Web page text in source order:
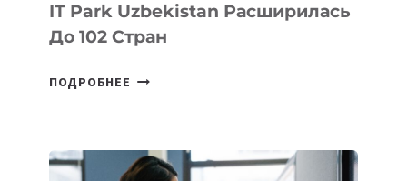
IT Park Uzbekistan Расширилась
До 102 Стран
ПОДРОБНЕЕ ГЕОГРАФИЯ
PARK